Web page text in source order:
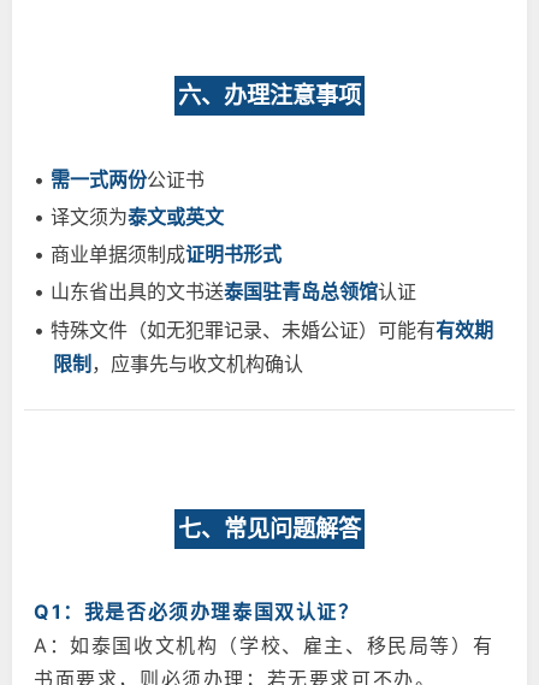
六、办理注意事项
• 需一式两份公证书
• 译文须为泰文或英文
• 商业单据须制成证明书形式
• 山东省出具的文书送泰国驻青岛总领馆认证
• 特殊文件（如无犯罪记录、未婚公证）可能有有效期
限制 ，应事先与收文机构确认
七、常见问题解答
Q1：我是否必须办理泰国双认证？
A：如泰国收文机构（学校、雇主、移民局等）有
书面要求，则必须办理；若无要求可不办。